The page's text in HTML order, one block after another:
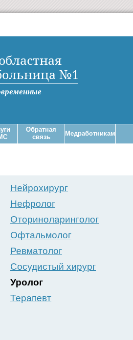
№1
Обратная
связь
Медработникам
Нейрохирург
Нефролог
Оториноларинголог
Офтальмолог
Ревматолог
Сосудистый хирург
Уролог
Терапевт